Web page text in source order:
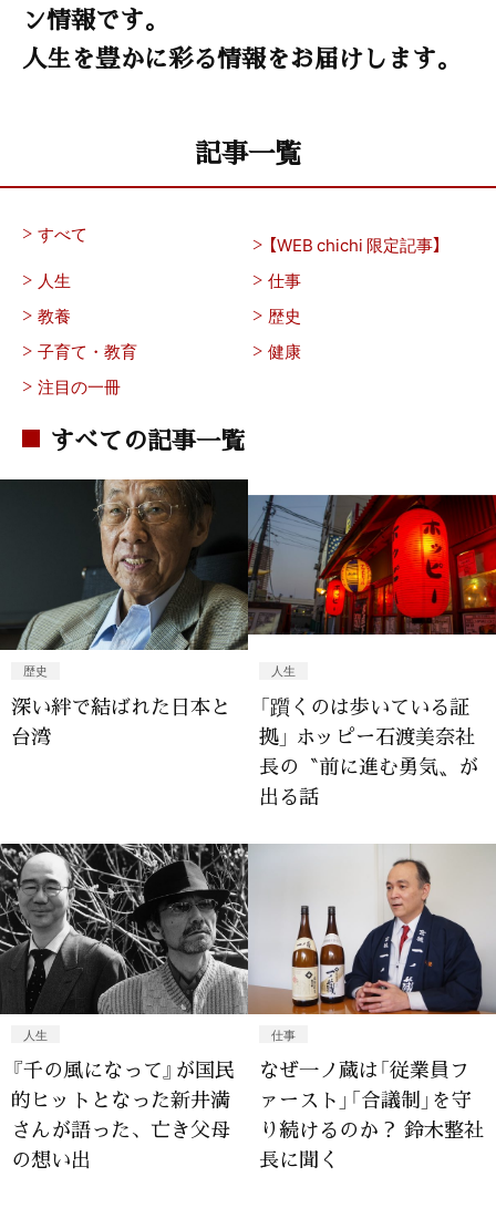
ン情報です。
人生を豊かに彩る情報をお届けします。
記事一覧
すべて
【WEB chichi 限定記事】
人生
仕事
教養
歴史
子育て・教育
健康
注目の一冊
すべての記事一覧
歴史
深い絆で結ばれた日本と
台湾
人生
「躓くのは歩いている証
拠」 ホッピー石渡美奈社
長の〝前に進む勇気〟が
出る話
人生
『千の風になって』が国民
的ヒットとなった新井満
さんが語った、亡き父母
の想い出
仕事
なぜ一ノ蔵は「従業員フ
ァースト」「合議制」を守
り続けるのか？ 鈴木整社
長に聞く